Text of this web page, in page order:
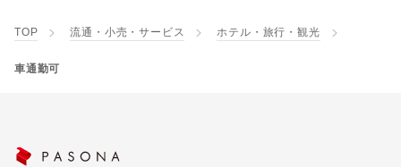
TOP 流通・小売・サービス ホテル・旅行・観光
車通勤可